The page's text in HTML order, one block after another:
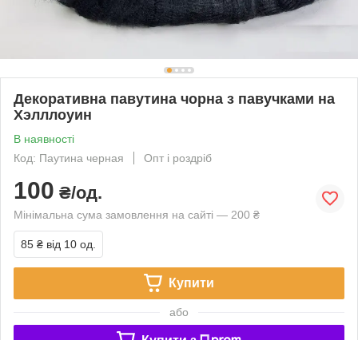
Декоративна павутина чорна з павучками на
Хэлллоуин
В наявності
Код: Паутина черная
Опт і роздріб
100 ₴/од.
Мінімальна сума замовлення на сайті — 200 ₴
85 ₴ від 10 од.
Купити
або